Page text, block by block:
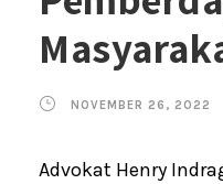
NOVEMBER 26, 2022
Advokat Henry